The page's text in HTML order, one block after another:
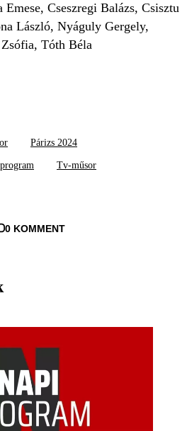
Emese, Cseszregi Balázs, Csisztu
László, Nyáguly Gergely,
Tóth Béla
Párizs 2024
Tv-műsor
0 KOMMENT